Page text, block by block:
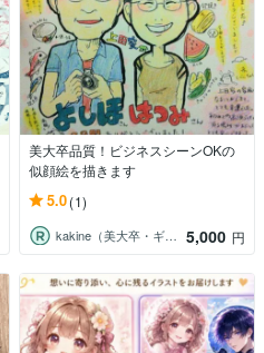
美大卒品質！ビジネスシーンOKの
似顔絵を描きます
5.0(1)
kakine（美大卒・ギフト似顔絵） 5,000 円